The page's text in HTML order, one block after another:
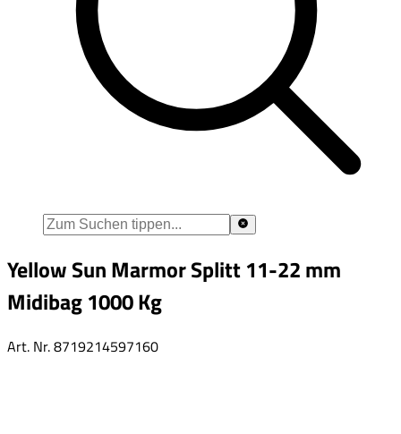
Yellow Sun Marmor Splitt 11-22 mm
Midibag 1000 Kg
Art. Nr.8719214597160